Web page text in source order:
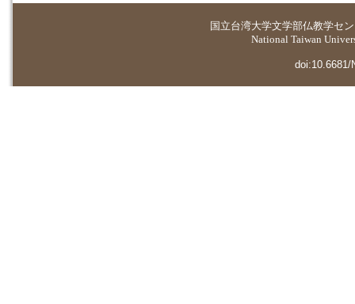
国立台湾大学文学部仏教学セ
National Taiwan
doi:10.6681/